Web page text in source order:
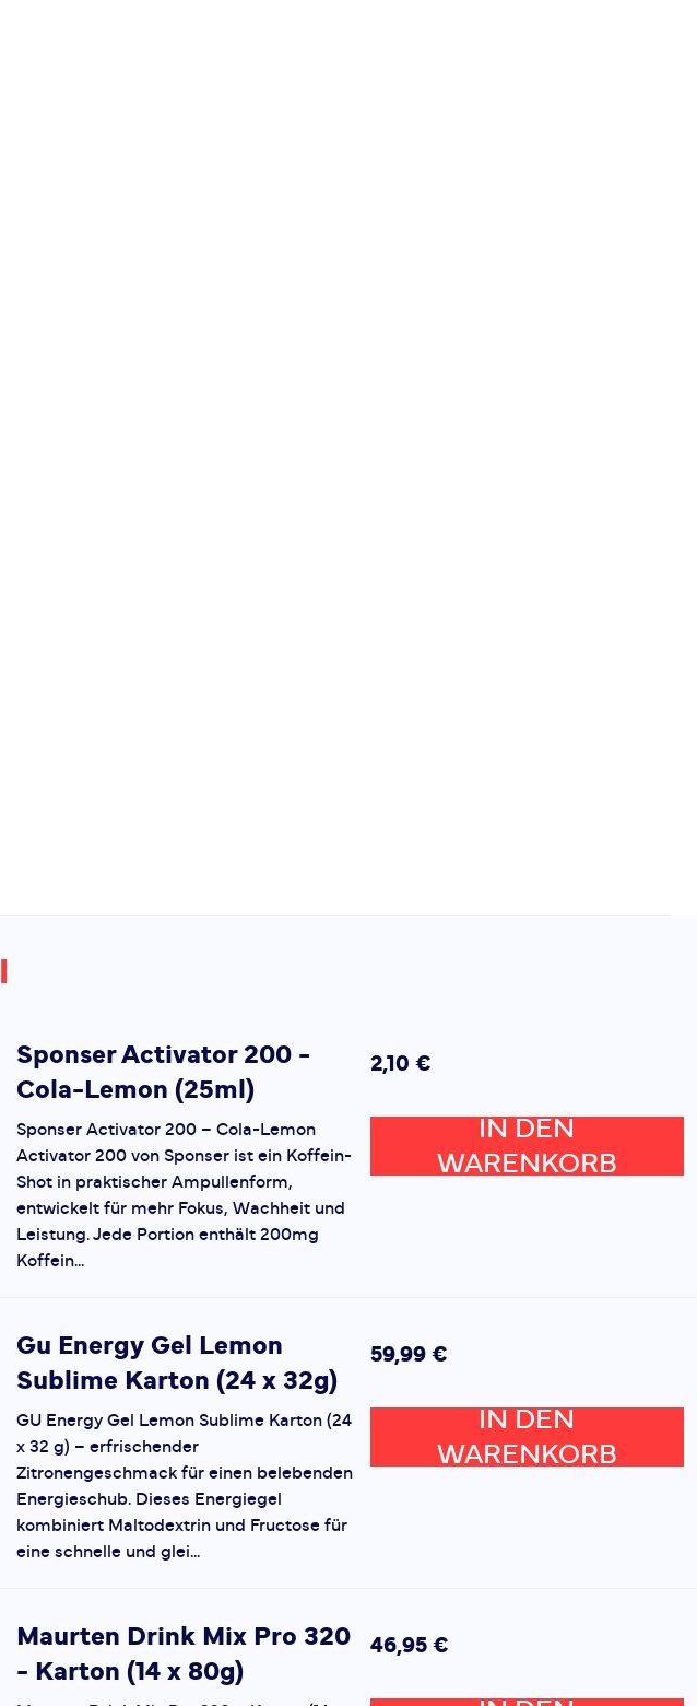
SponserActivator 200 -
Cola-Lemon (25ml)
2,10 €
Sponser Activator 200 – Cola-Lemon
Activator 200 von Sponser ist ein Koffein-
Shot in praktischer Ampullenform,
entwickelt für mehr Fokus, Wachheit und
Leistung. Jede Portion enthält 200mg
Koffein...
IN DEN
WARENKORB
Gu Energy Gel Lemon
Sublime Karton (24 x 32g)
59,99 €
GU Energy Gel Lemon Sublime Karton (24
x 32 g) – erfrischender
Zitronengeschmack für einen belebenden
Energieschub. Dieses Energiegel
kombiniert Maltodextrin und Fructose für
eine schnelle und glei...
IN DEN
WARENKORB
Maurten Drink Mix Pro 320
- Karton (14 x 80g)
46,95 €